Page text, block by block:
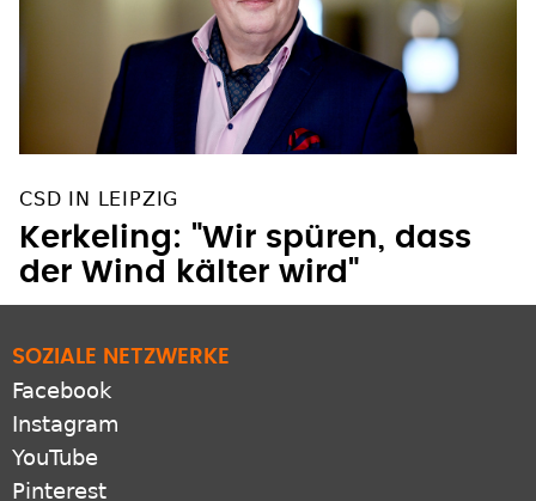
CSD IN LEIPZIG
Kerkeling: "Wir spüren, dass
der Wind kälter wird"
SOZIALE NETZWERKE
Facebook
Instagram
YouTube
Pinterest